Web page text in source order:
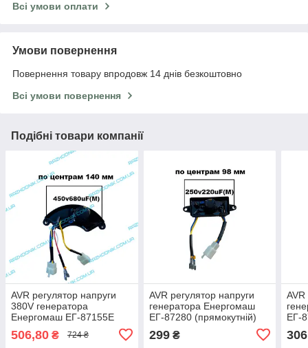
Всі умови оплати
Умови повернення
Повернення товару впродовж 14 днів безкоштовно
Всі умови повернення
Подібні товари компанії
AVR регулятор напруги
380V генератора
Енергомаш ЕГ-87155Е
506,80 ₴ 724 ₴
AVR регулятор напруги
генератора Енергомаш
ЕГ-87280 (прямокутній)
299₴
AVR
ЕГ-
306